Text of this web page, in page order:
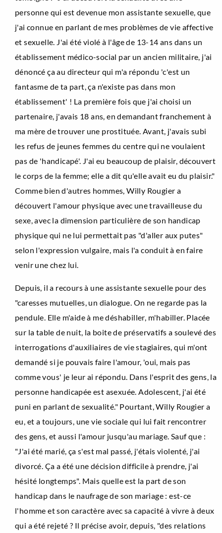
personne qui est devenue mon assistante sexuelle, que
j'ai connue en parlant de mes problèmes de vie affective
et sexuelle. J'ai été violé à l'âge de 13-14 ans dans un
établissement médico-social par un ancien militaire, j'ai
dénoncé ça au directeur qui m'a répondu 'c'est un
fantasme de ta part, ça n'existe pas dans mon
établissement' ! La première fois que j'ai choisi un
partenaire, j'avais 18 ans, en demandant franchement à
ma mère de trouver une prostituée. Avant, j'avais subi
les refus de jeunes femmes du centre qui ne voulaient
pas de 'handicapé'. J'ai eu beaucoup de plaisir, découvert
le corps de la femme; elle a dit qu'elle avait eu du plaisir."
Comme bien d'autres hommes, Willy Rougier a
découvert l'amour physique avec une travailleuse du
sexe, avec la dimension particulière de son handicap
physique qui ne lui permettait pas "d'aller aux putes"
selon l'expression vulgaire, mais l'a conduit à en faire
venir une chez lui.
Depuis, il a recours à une assistante sexuelle pour des
"caresses mutuelles, un dialogue. On ne regarde pas la
pendule. Elle m'aide à me déshabiller, m'habiller. Placée
sur la table de nuit, la boite de préservatifs a soulevé des
interrogations d'auxiliaires de vie stagiaires, qui m'ont
demandé si je pouvais faire l'amour, 'oui, mais pas
comme vous' je leur ai répondu. Dans l'esprit des gens, la
personne handicapée est asexuée. Adolescent, j'ai été
puni en parlant de sexualité." Pourtant, Willy Rougier a
eu, et a toujours, une vie sociale qui lui fait rencontrer
des gens, et aussi l'amour jusqu'au mariage. Sauf que :
"J'ai été marié, ça s'est mal passé, j'étais violenté, j'ai
divorcé. Ça a été une décision difficile à prendre, j'ai
hésité longtemps". Mais quelle est la part de son
handicap dans le naufrage de son mariage : est-ce
l'homme et son caractère avec sa capacité à vivre à deux
qui a été rejeté ? Il précise avoir, depuis, "des relations